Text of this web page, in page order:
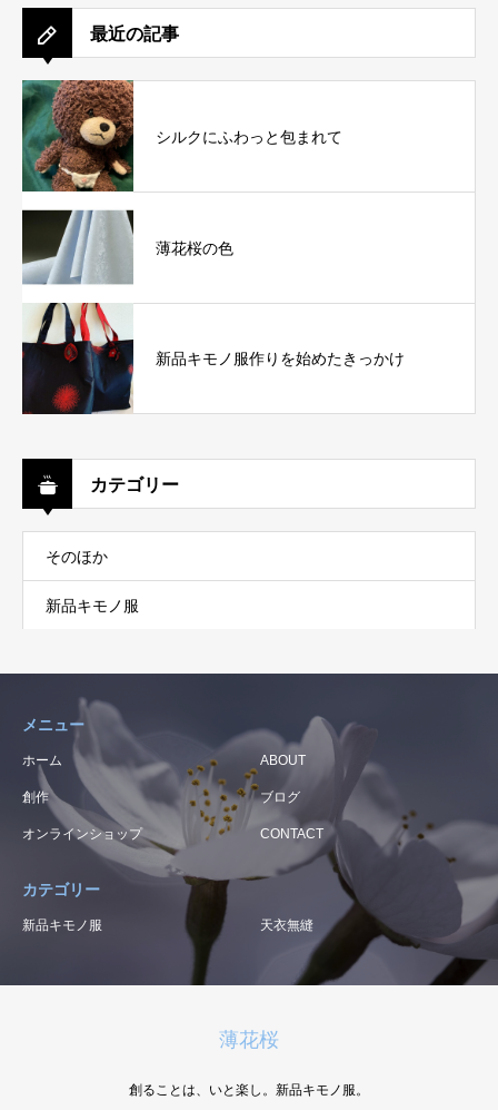
最近の記事
シルクにふわっと包まれて
薄花桜の色
新品キモノ服作りを始めたきっかけ
カテゴリー
そのほか
新品キモノ服
メニュー
ホーム ABOUT
創作 ブログ
オンラインショップ CONTACT
カテゴリー
新品キモノ服 天衣無縫
薄花桜
創ることは、いと楽し。新品キモノ服。